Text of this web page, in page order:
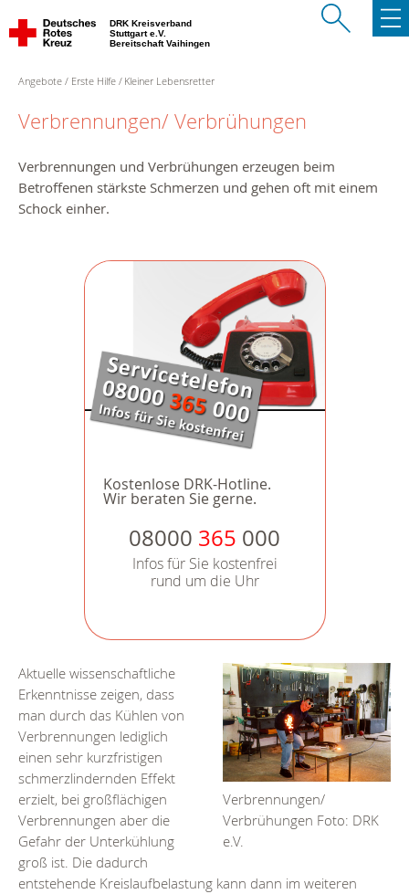
DRK Kreisverband
Stuttgart e.V.
Bereitschaft Vaihingen
Angebote Erste Hilfe Kleiner Lebensretter
Verbrennungen/ Verbrühungen
Verbrennungen und Verbrühungen erzeugen beim
Betroffenen stärkste Schmerzen und gehen oft mit einem
Schock einher.
Kostenlose DRK-Hotline.
Wir beraten Sie gerne.
08000 365 000
Infos für Sie kostenfrei
rund um die Uhr
Verbrennungen/
Verbrühungen Foto: DRK
e.V.
Aktuelle wissenschaftliche
Erkenntnisse zeigen, dass
man durch das Kühlen von
Verbrennungen lediglich
einen sehr kurzfristigen
schmerzlindernden Effekt
erzielt, bei großflächigen
Verbrennungen aber die
Gefahr der Unterkühlung
groß ist. Die dadurch
entstehende Kreislaufbelastung kann dann im weiteren